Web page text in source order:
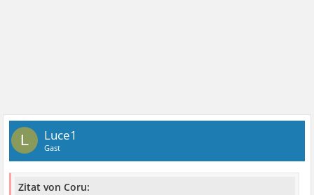
L Luce1
Gast
Zitat von Coru: